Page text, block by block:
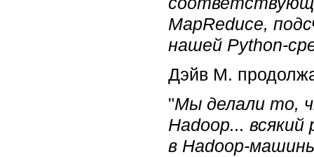
MapReduce,
нашей Python-
Дэйв М.
"Мы делали то,
Hadoop...
в Hadoop-